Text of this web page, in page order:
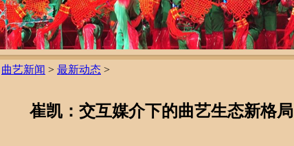
曲艺新闻 > 最新动态 >
崔凯：交互媒介下的曲艺生态新格局